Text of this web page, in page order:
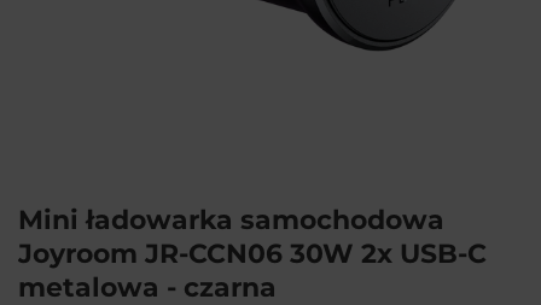
Mini ładowarka samochodowa
Joyroom JR-CCN06 30W 2x USB-C
metalowa - czarna